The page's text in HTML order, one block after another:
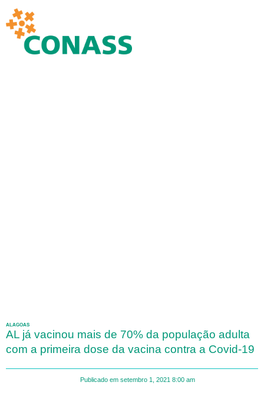
ALAGOAS
AL já vacinou mais de 70% da população adulta
com a primeira dose da vacina contra a Covid-19
Publicado em setembro 1, 2021 8:00 am